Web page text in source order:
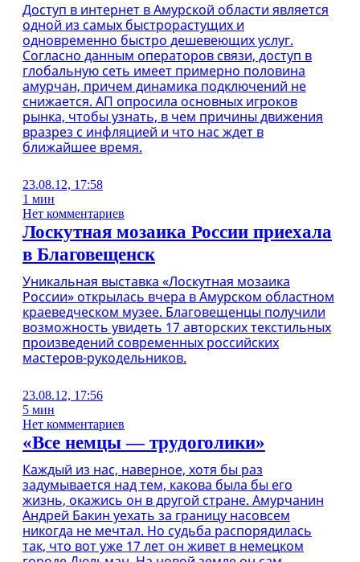
Доступ в интернет в Амурской области является
одной из самых быстрорастущих и
одновременно быстро дешевеющих услуг.
Согласно данным операторов связи, доступ в
глобальную сеть имеет примерно половина
амурчан, причем динамика подключений не
снижается. АП опросила основных игроков
рынка, чтобы узнать, в чем причины движения
вразрез с инфляцией и что нас ждет в
ближайшее время.
23.08.12, 17:58
1 мин
Нет комментариев
Лоскутная мозаика России приехала
в Благовещенск
Уникальная выставка «Лоскутная мозаика
России» открылась вчера в Амурском областном
краеведческом музее. Благовещенцы получили
возможность увидеть 17 авторских текстильных
произведений современных российских
мастеров-рукодельников.
23.08.12, 17:56
5 мин
Нет комментариев
«Все немцы — трудоголики»
Каждый из нас, наверное, хотя бы раз
задумывается над тем, какова была бы его
жизнь, окажись он в другой стране. Амурчанин
Андрей Бакин уехать за границу насовсем
никогда не мечтал. Но судьба распорядилась
так, что вот уже 17 лет он живет в немецком